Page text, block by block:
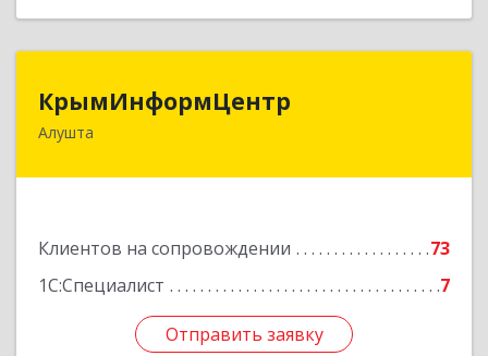
КрымИнформЦентр
Алушта
Клиентов на сопровождении
73
1С:Специалист
7
Отправить заявку
298500, Крым Респ, Алушта г, Горького ул, дом
Отправить заявку